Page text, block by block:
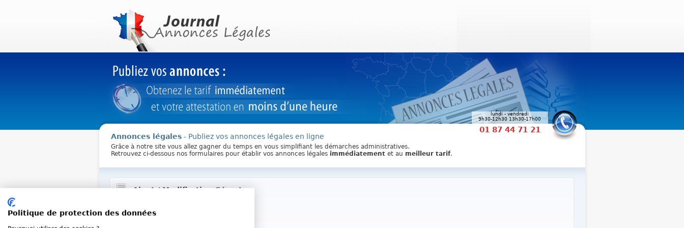
lundi - vendredi
9h30-12h30 13h30-17h00
01 87 44 71 21
Annonces légales- Publiez vos annonces légales en ligne
Grâce à notre site vous allez gagner du temps en vous simplifiant les démarches administratives.
Retrouvez ci-dessous nos formulaires pour établir vos annonces légales immédiatementet au meilleur tarif.
Ajout / Modification Gérant
Politique de protection des données